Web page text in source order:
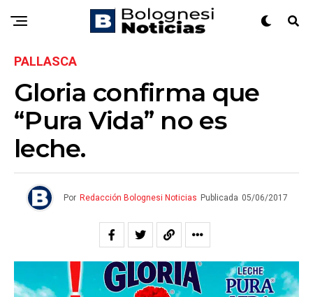
PALLASCA
Gloria confirma que
“Pura Vida” no es
leche.
Por Redacción Bolognesi Noticias Publicada 05/06/2017